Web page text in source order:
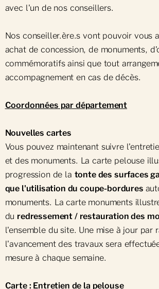
avec l'un de nos conseillers.
Nos conseiller.ère.s vont pouvoir vous
achat de concession, de monuments,
commémoratifs ainsi que tout
accompagnement en cas de décès.
Coordonnées par département
Nouvelles cartes
Vous pouvez maintenant suivre
et des monuments. La carte pelouse
progression de la tonte des surfaces
que l'utilisation du coupe-bordures
monuments. La carte monuments
du redressement / restauration des
l'ensemble du site. Une mise à jour par
l'avancement des travaux sera
mesure à chaque semaine.
Carte : Entretien de la pelouse